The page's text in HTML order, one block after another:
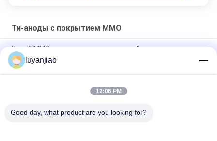
Ти-аноды с покрытием MMO
Ранг 2 MMO покрыла платинированный анод титана, анод
сетки титана
Анод титана 99%
Анод титана круга форменный платинированный
luyanjiao
12:06 PM
Good day, what product are you looking for?